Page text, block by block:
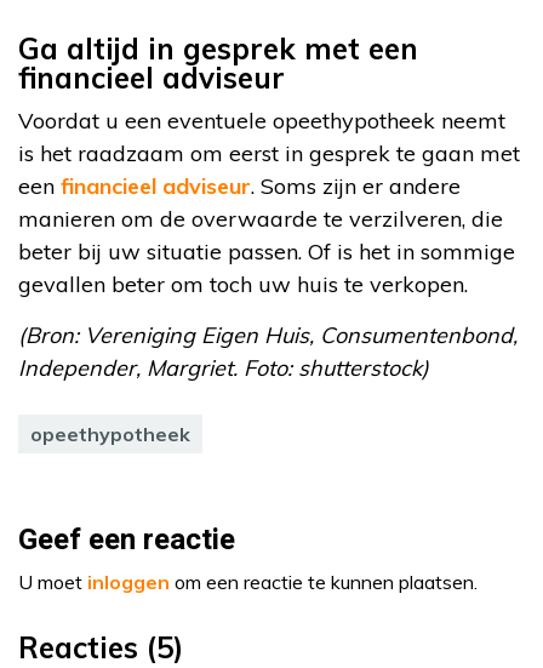
Ga altijd in gesprek met een
financieel adviseur
Voordat u een eventuele opeethypotheek neemt
is het raadzaam om eerst in gesprek te gaan met
een financieel adviseur. Soms zijn er andere
manieren om de overwaarde te verzilveren, die
beter bij uw situatie passen. Of is het in sommige
gevallen beter om toch uw huis te verkopen.
(Bron: Vereniging Eigen Huis, Consumentenbond,
Independer, Margriet. Foto: shutterstock)
opeethypotheek
Geef een reactie
U moet inloggen om een reactie te kunnen plaatsen.
Reacties (5)